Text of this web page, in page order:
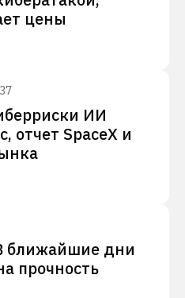
цены
ИИ
отчет SpaceX и
ближайшие дни
прочность